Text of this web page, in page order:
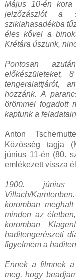
Május 10-én
jelzőzászlót a
sziklahasadékba
éles kővel a
Krétára úszunk,
Pontosan
előkészületeket,
tengeralattjárót,
hozzánk. A
örömmel fogadott
kaptunk a
Anton
Közösség tagja
június 11-én (80.
emlékezett vissza
1900. június
Villach/
koromban
minden az
koromban
haditengerészeti
figyelmem a
Ennek a filmnek a
meg, hogy